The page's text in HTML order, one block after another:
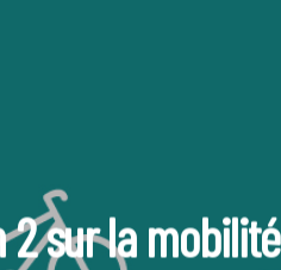
2 sur la mobilité